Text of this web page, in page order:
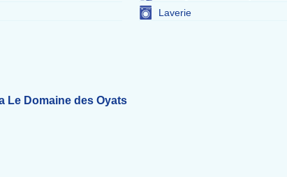
Laverie
Le Domaine des Oyats